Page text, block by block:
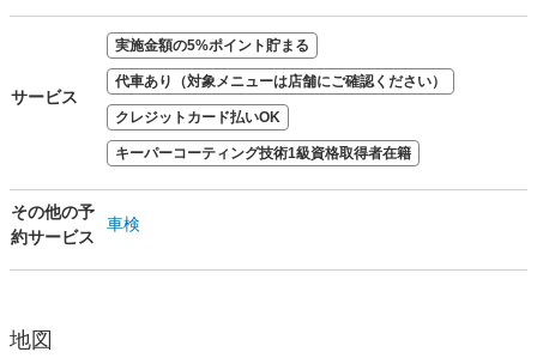
サービス
実施金額の5%ポイント貯まる
代車あり（対象メニューは店舗にご確認ください）
クレジットカード払いOK
キーパーコーティング技術1級資格取得者在籍
その他の予
約サービス
車検
地図